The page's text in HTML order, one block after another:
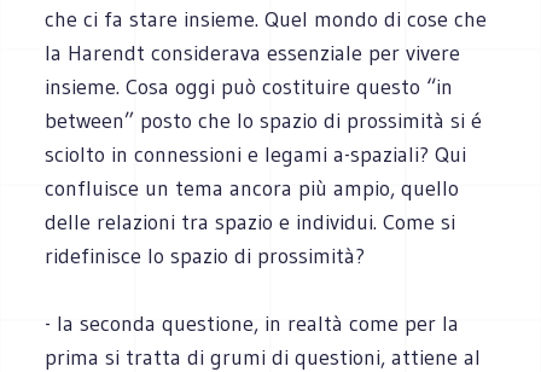
che ci fa stare insieme. Quel mondo di cose che
la Harendt considerava essenziale per vivere
insieme. Cosa oggi può costituire questo “in
between” posto che lo spazio di prossimità si é
sciolto in connessioni e legami a-spaziali? Qui
confluisce un tema ancora più ampio, quello
delle relazioni tra spazio e individui. Come si
ridefinisce lo spazio di prossimità?
- la seconda questione, in realtà come per la
prima si tratta di grumi di questioni, attiene al